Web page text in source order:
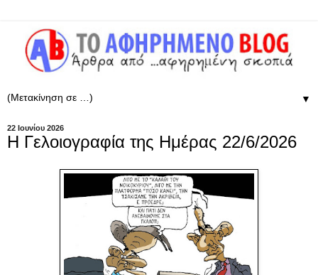
▼
22 Ιουνίου 2026
Η Γελοιογραφία της Ημέρας 22/6/2026